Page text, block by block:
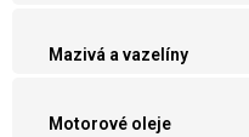
Mazivá a vazelíny
Motorové oleje